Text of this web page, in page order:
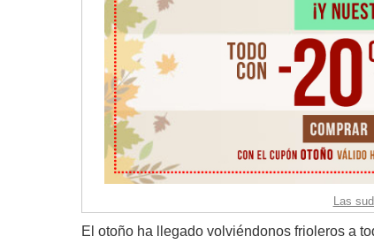
Las
El otoño ha llegado volviéndonos frioleros a